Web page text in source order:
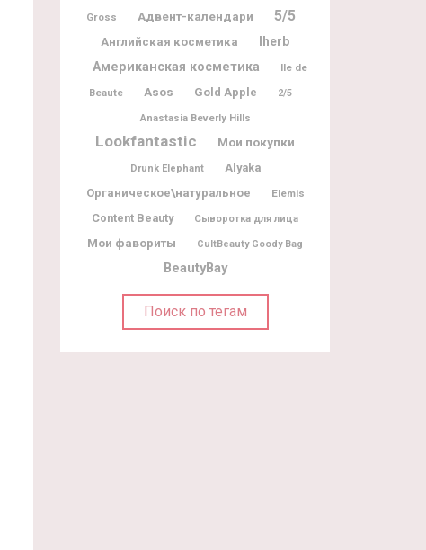
Gross
Адвент-календари 5/5
Английская косметика
Iherb
Американская косметика
Ile de
Beaute
Asos Gold Apple 2/5
Anastasia Beverly Hills
Lookfantastic Мои покупки
Drunk Elephant
Alyaka
Органическое\натуральное
Elemis
Content Beauty Сыворотка для лица
Мои фавориты CultBeauty Goody Bag
BeautyBay
Поиск по тегам